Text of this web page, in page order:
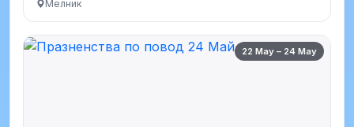
Мелник
22 May – 24 May